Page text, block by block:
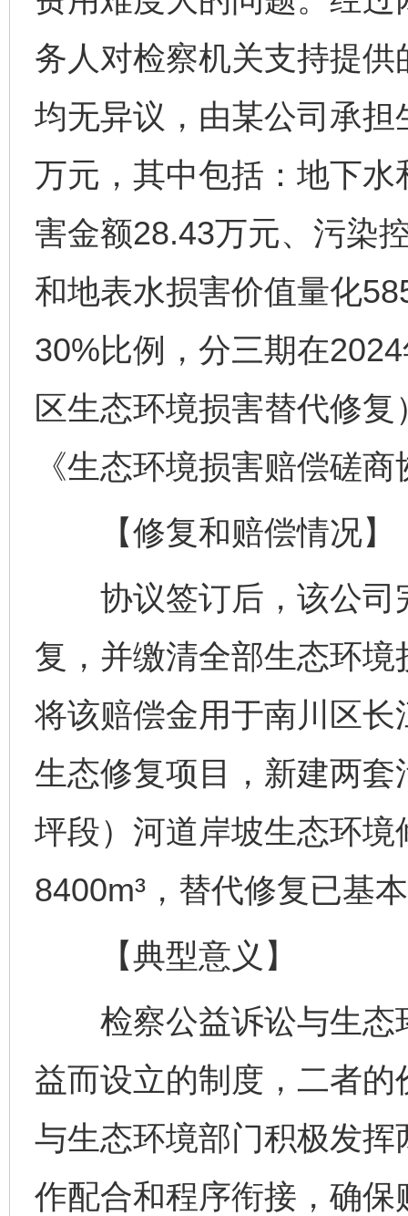
务人对检察机关支持提
均无异议，由某公司承
万元，其中包括：地下
害金额28.43万元、污染
和地表水损害价值量化
30%比例，分三期在
区生态环境损害替代修
《生态环境损害赔偿磋
【修复和赔偿情况】
协议签订后，该公司
复，并缴清全部生态环
将该赔偿金用于南川区
生态修复项目，新建两
坪段）河道岸坡生态环
8400m³，替代修复已基
【典型意义】
检察公益诉讼与生态
益而设立的制度，二者
与生态环境部门积极发
作配合和程序衔接，确